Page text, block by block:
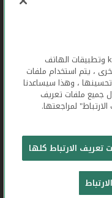
تواصل معنا
محفوظة © 2026
عندما تستخدم ,kfh.com, kfhonline.com وتطبيقات الهاتف
، يتم استخدام ملفات
، وهذا سيساعدنا
جميع ملفات تعريف
لمراجعتها.
تعريف الارتباط كلها